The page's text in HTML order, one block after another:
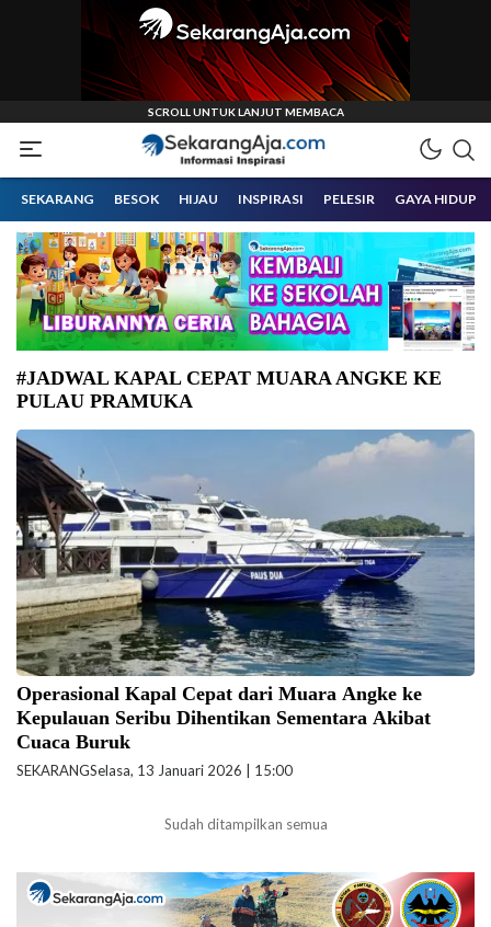
Sekarangaja
Informasi Inspirasi Malang Raya
SEKARANG BESOK HIJAU INSPIRASI PELESIR GAYA HIDUP
#JADWAL KAPAL CEPAT MUARA ANGKE KE
PULAU PRAMUKA
Kapal wisata Dishub DKI Jakarta di Pelabuhan Muara Angke. (Foto:
doc-beritajakarta.id)
Operasional Kapal Cepat dari Muara Angke ke
Kepulauan Seribu Dihentikan Sementara Akibat
Cuaca Buruk
SEKARANGSelasa, 13 Januari 2026 | 15:00
Sudah ditampilkan semua